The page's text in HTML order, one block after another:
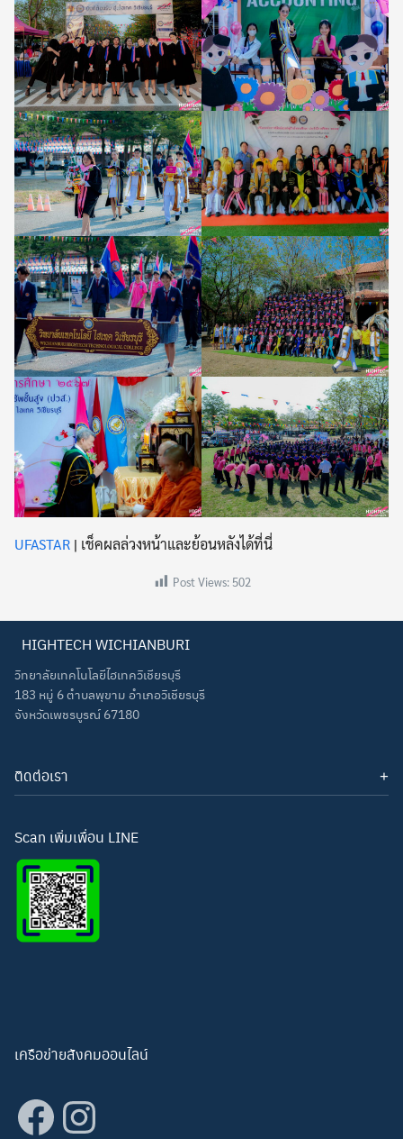
Search
for:
Search
UFASTAR | เช็คผลล่วงหน้าและย้อนหลังได้ที่นี่
Post Views: 502
HIGHTECH WICHIANBURI
วิทยาลัยเทคโนโลยีไฮเทควิเชียรบุรี
183 หมู่ 6 ตำบลพุขาม อำเภอวิเชียรบุรี
จังหวัดเพชรบูรณ์ 67180
ติดต่อเรา
โทรศัพท์: 093-3277343
อีเมล: hightechwichian@gmail.com
Scan เพิ่มเพื่อน LINE
เครือข่ายสังคมออนไลน์
Facebook
Instagram